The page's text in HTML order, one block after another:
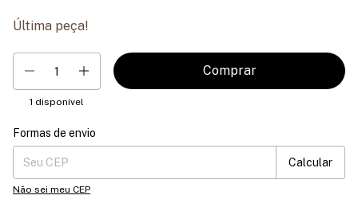
Última peça!
1 disponível
Entregas para o CEP:
Formas de envio
Calcular
Não sei meu CEP